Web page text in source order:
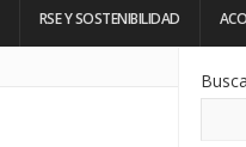
RSE Y SOSTENIBILIDAD
De
La